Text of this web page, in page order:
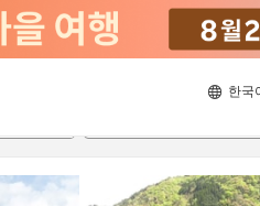
한국